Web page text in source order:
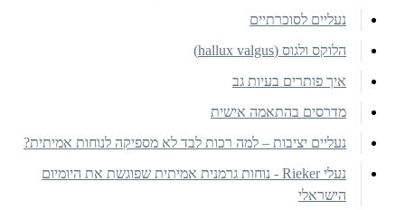
נעליים לסוכרתיים
הלוקס ולגוס (hallux valgus)
איך פותרים בעיות גב
מדרסים בהתאמה אישית
נעליים יציבות – למה רכות לבד לא מספיקה לנוחות אמיתית?
נעלי Rieker - נוחות גרמנית אמיתית שפוגשת את היומיום
הישראלי